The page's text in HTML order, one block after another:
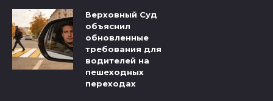
Верховный Суд
объяснил
обновленные
требования для
водителей на
пешеходных
переходах